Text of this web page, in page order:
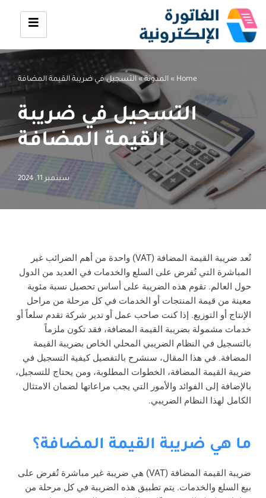
تخطى
Home
» المدونة» التسجيل في ضريبة القيمة المضافة
التسجيل في ضريبة
القيمة المضافة
سبتمبر 11, 2024
تُعد ضريبة القيمة المضافة (VAT) واحدة من أهم الضرائب غير
المباشرة التي تُفرض على السلع والخدمات في العديد من الدول
حول العالم. تقوم هذه الضريبة على أساس تحصيل نسبة مئوية
معينة من قيمة المنتجات أو الخدمات في كل مرحلة من مراحل
الإنتاج أو التوزيع. إذا كنت صاحب عمل أو تدير شركة تقدم سلعاً أو
خدمات مشمولة بضريبة القيمة المضافة، فقد تكون ملزماً
بالتسجيل في النظام الضريبي المحلي الخاص بضريبة القيمة
المضافة. في هذا المقال، سنشرح بالتفصيل كيفية التسجيل في
ضريبة القيمة المضافة، الخطوات المطلوبة، ومن يحتاج للتسجيل،
بالإضافة إلى الفوائد والأمور التي يجب مراعاتها لضمان الامتثال
الكامل لهذا النظام الضريبي.
ما هي ضريبة القيمة المضافة؟
ضريبة القيمة المضافة (VAT) هي ضريبة غير مباشرة تُفرض على
بيع السلع والخدمات. يتم تطبيق هذه الضريبة في كل مرحلة من